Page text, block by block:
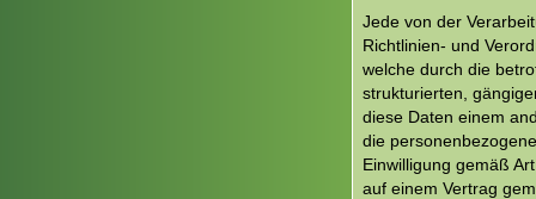
Jede von der
Richtlinien- und
welche durch die
strukturierten,
diese Daten einem
die
Einwilligung gemäß
auf einem Vertrag